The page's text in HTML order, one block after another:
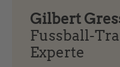
Gilbert
Fussball-
Experte